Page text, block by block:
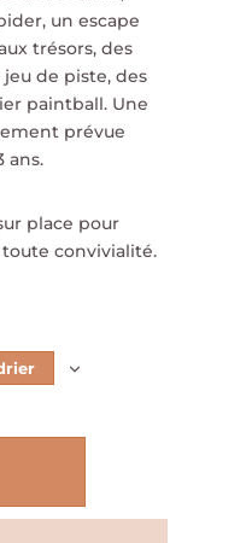
un escape
trésors, des
de piste, des
paintball. Une
prévue
ans.
place pour
convivialité.